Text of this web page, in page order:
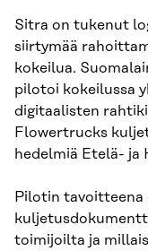
Sitra on tukenut
siirtymää
kokeilua.
pilotoi kokeilussa
digitaalisten
Flowertrucks
hedelmiä Etelä- ja
Pilotin tavoitteena
toimijoilta ja